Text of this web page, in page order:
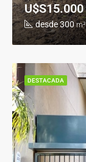
desde 300 m²
U$S15.000
DESTACADA